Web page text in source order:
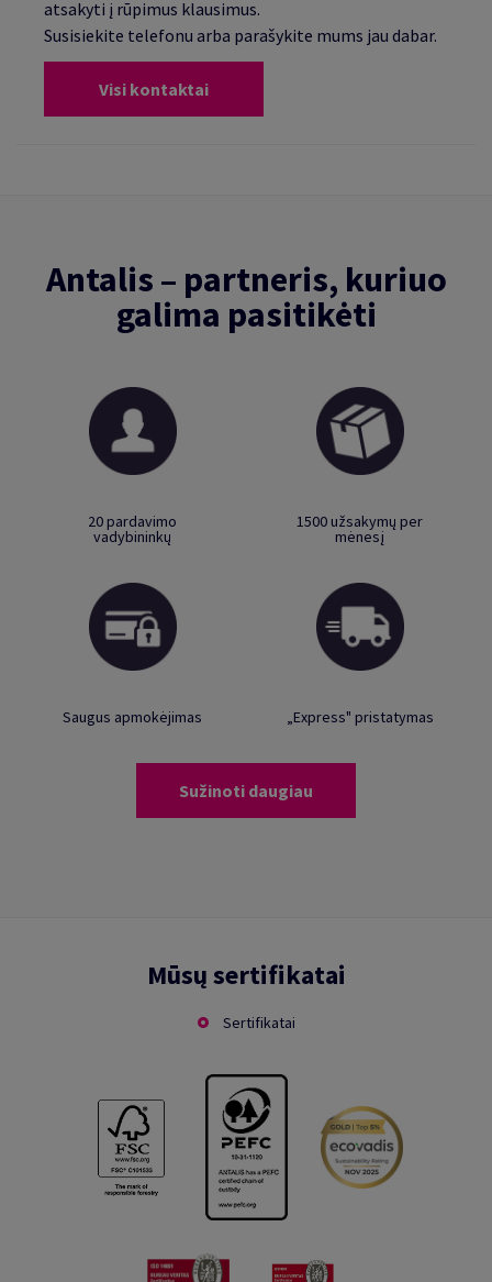
atsakyti į rūpimus klausimus.
Susisiekite telefonu arba parašykite mums jau dabar.
Visi kontaktai
Antalis – partneris, kuriuo
galima pasitikėti
20 pardavimo
vadybininkų
1500 užsakymų per
mėnesį
Saugus apmokėjimas „Express" pristatymas
Sužinoti daugiau
Mūsų sertifikatai
Sertifikatai